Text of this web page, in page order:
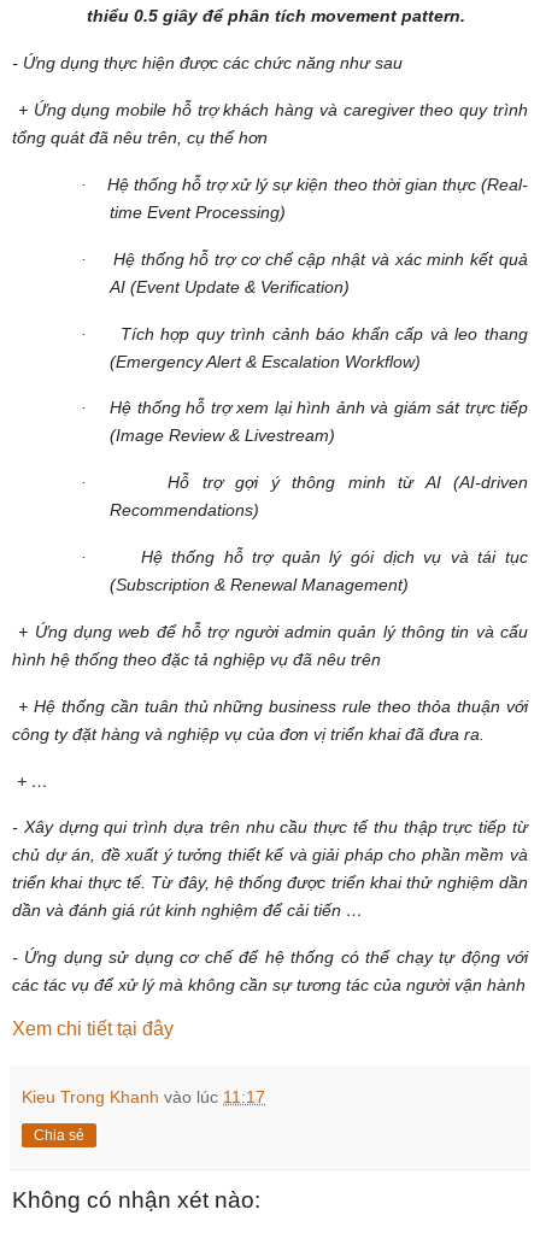
thiểu 0.5 giây để phân tích movement pattern.
- Ứng dụng thực hiện được các chức năng như sau
+ Ứng dụng mobile hỗ trợ khách hàng và caregiver theo quy trình
tổng quát đã nêu trên, cụ thể hơn
·
Hệ thống hỗ trợ xử lý sự kiện theo thời gian thực (Real-
time Event Processing)
·
Hệ thống hỗ trợ cơ chế cập nhật và xác minh kết quả
AI (Event Update & Verification)
·
Tích hợp quy trình cảnh báo khẩn cấp và leo thang
(Emergency Alert & Escalation Workflow)
·
Hệ thống hỗ trợ xem lại hình ảnh và giám sát trực tiếp
(Image Review & Livestream)
·
Hỗ trợ gợi ý thông minh từ AI (AI-driven
Recommendations)
·
Hệ thống hỗ trợ quản lý gói dịch vụ và tái tục
(Subscription & Renewal Management)
+ Ứng dụng web để hỗ trợ người admin quản lý thông tin và cấu
hình hệ thống theo đặc tả nghiệp vụ đã nêu trên
+ Hệ thống cần tuân thủ những business rule theo thỏa thuận với
công ty đặt hàng và nghiệp vụ của đơn vị triển khai đã đưa ra.
+ …
- Xây dựng qui trình dựa trên nhu cầu thực tế thu thập trực tiếp từ
chủ dự án, đề xuất ý tưởng thiết kế và giải pháp cho phần mềm và
triển khai thực tế. Từ đây, hệ thống được triển khai thử nghiệm dần
dần và đánh giá rút kinh nghiệm để cải tiến …
- Ứng dụng sử dụng cơ chế để hệ thống có thể chạy tự động với
các tác vụ để xử lý mà không cần sự tương tác của người vận hành
Xem chi tiết tại đây
Kieu Trong Khanh vào lúc 11:17
Chia sẻ
Không có nhận xét nào: